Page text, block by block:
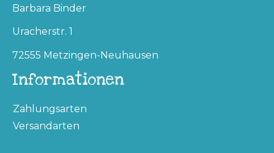
Barbara Binder
Uracherstr. 1
72555 Metzingen-Neuhausen
Informationen
Zahlungsarten
Versandarten